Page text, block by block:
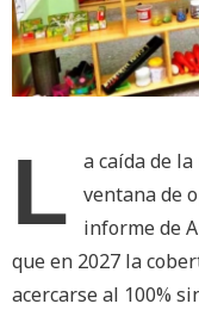
L
a caída de
ventana de
informe de
que en 2027 la
acercarse al 100%